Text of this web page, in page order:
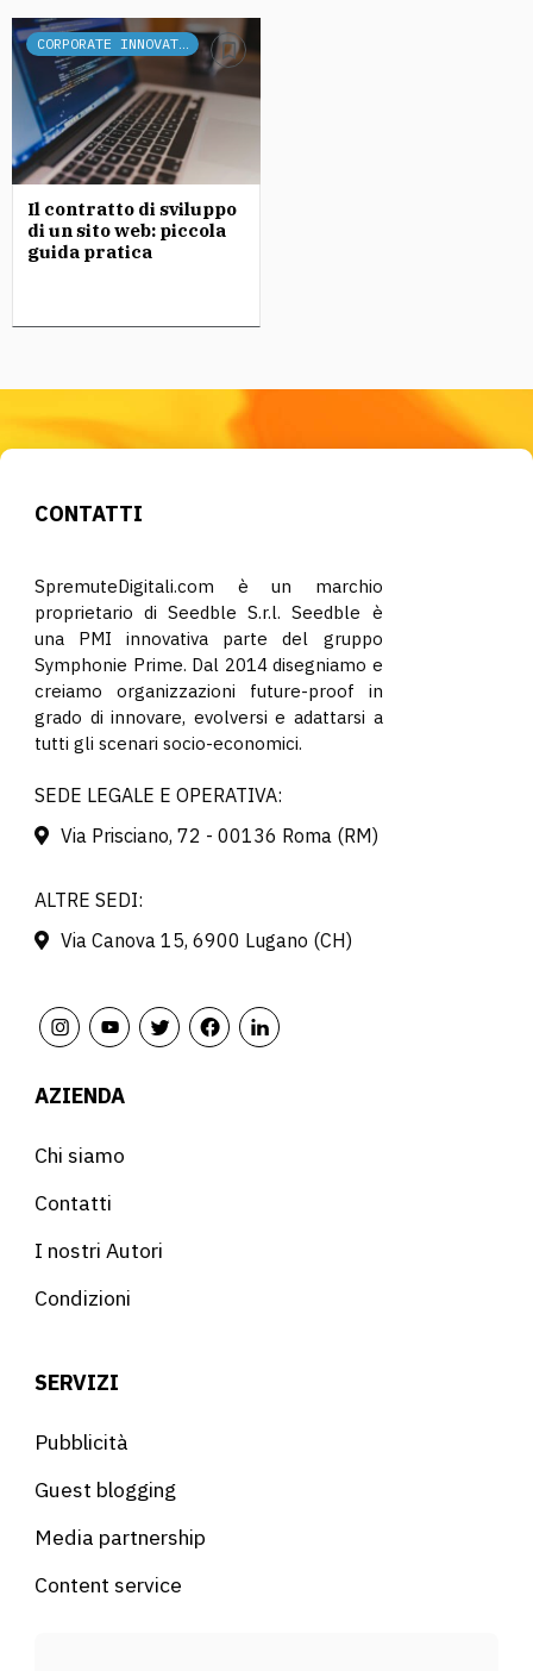
CORPORATE INNOVATION
Il contratto di sviluppo
di un sito web: piccola
guida pratica
CONTATTI
SpremuteDigitali.com è un marchio
proprietario di Seedble S.r.l. Seedble è
una PMI innovativa parte del gruppo
Symphonie Prime. Dal 2014 disegniamo e
creiamo organizzazioni future-proof in
grado di innovare, evolversi e adattarsi a
tutti gli scenari socio-economici.
SEDE LEGALE E OPERATIVA:
Via Prisciano, 72 - 00136 Roma (RM)
ALTRE SEDI:
Via Canova 15, 6900 Lugano (CH)
AZIENDA
Chi siamo
Contatti
I nostri Autori
Condizioni
SERVIZI
Pubblicità
Guest blogging
Media partnership
Content service